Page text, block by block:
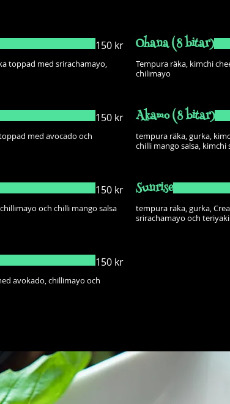
toppad med srirachamayo,
150 kr Ohana (8 bitar)
Tempura räka, kimchi
chilimayo
med avocado och
150 kr Akamo (8 bitar)
tempura räka, gurka,
chilli mango salsa, kimchi
och chilli mango salsa
150 kr Sunrise
tempura räka, gurka,
srirachamayo och teriyaki
avokado, chillimayo och
150 kr